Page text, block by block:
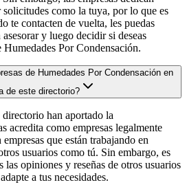
solicitudes como la tuya, por lo que es
te contacten de vuelta, les puedas
y luego decidir si deseas
Por Condensación.
de Humedades Por Condensación en
de este directorio?
directorio han aportado la
acredita como empresas legalmente
que están trabajando en
usuarios como tú. Sin embargo, es
las opiniones y reseñas de otros usuarios
a tus necesidades.